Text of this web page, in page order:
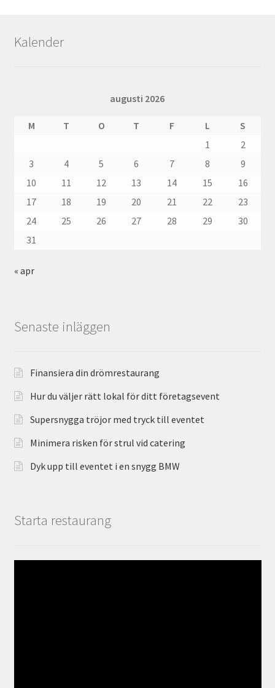
Kalender
augusti 2026
M T O T F L
S
1
2
3
4 5 6 7 8
9
10
11 12 13 14 15
16
17
18 19 20 21 22
23
24
25 26 27 28 29
30
31
« apr
Senaste inläggen
Finansiera din drömrestaurang
Hur du väljer rätt lokal för ditt företagsevent
Supersnygga tröjor med tryck till eventet
Minimera risken för strul vid catering
Dyk upp till eventet i en snygg BMW
Starta restaurang